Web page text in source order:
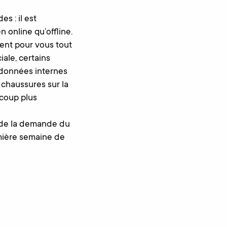
: il est
online qu’offline.
pour vous tout
certains
internes
sur la
plus
la demande du
semaine de